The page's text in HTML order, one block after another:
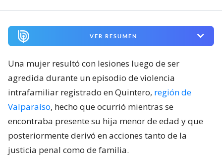
VER RESUMEN
Una mujer resultó con lesiones luego de ser
agredida durante un episodio de violencia
intrafamiliar registrado en Quintero, región de
Valparaíso, hecho que ocurrió mientras se
encontraba presente su hija menor de edad y que
posteriormente derivó en acciones tanto de la
justicia penal como de familia.